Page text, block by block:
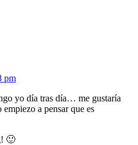
pm
yo día tras día… me gustaría
a pensar que es
🙂